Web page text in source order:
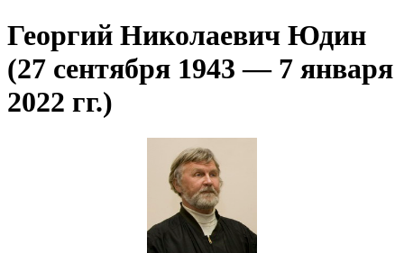
Георгий Николаевич Юдин
(27 сентября 1943 — 7 января
2022 гг.)